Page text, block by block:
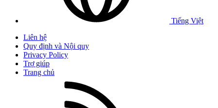
Tiếng Việt
Liên hệ
Quy định và Nội quy
Privacy Policy
Trợ giúp
Trang chủ